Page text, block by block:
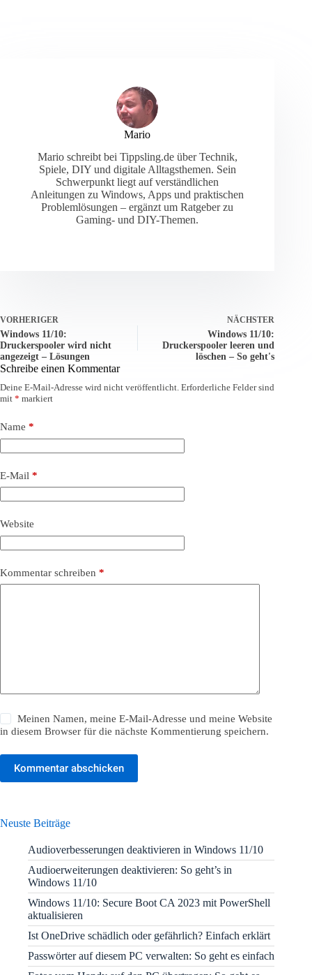
Mario
Mario schreibt bei Tippsling.de über Technik,
Spiele, DIY und digitale Alltagsthemen. Sein
Schwerpunkt liegt auf verständlichen
Anleitungen zu Windows, Apps und praktischen
Problemlösungen – ergänzt um Ratgeber zu
Gaming- und DIY-Themen.
VORHERIGER
Windows 11/10:
Druckerspooler wird nicht
angezeigt – Lösungen
NÄCHSTER
Windows 11/10:
Druckerspooler leeren und
löschen – So geht's
Schreibe einen Kommentar
Deine E-Mail-Adresse wird nicht veröffentlicht. Erforderliche Felder sind
mit * markiert
Name *
E-Mail *
Website
Kommentar schreiben *
Meinen Namen, meine E-Mail-Adresse und meine Website
in diesem Browser für die nächste Kommentierung speichern.
Kommentar abschicken
Neuste Beiträge
Audioverbesserungen deaktivieren in Windows 11/10
Audioerweiterungen deaktivieren: So geht’s in
Windows 11/10
Windows 11/10: Secure Boot CA 2023 mit PowerShell
aktualisieren
Ist OneDrive schädlich oder gefährlich? Einfach erklärt
Passwörter auf diesem PC verwalten: So geht es einfach